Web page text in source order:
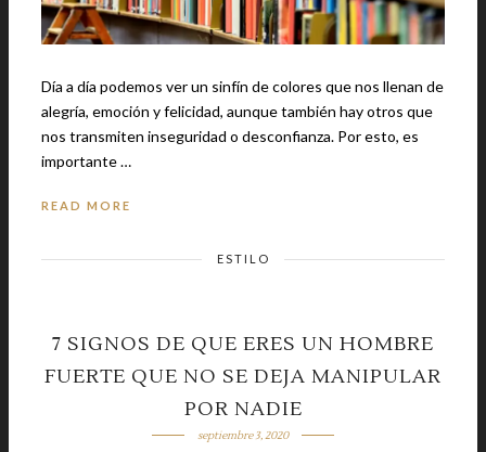
Día a día podemos ver un sinfín de colores que nos llenan de
alegría, emoción y felicidad, aunque también hay otros que
nos transmiten inseguridad o desconfianza. Por esto, es
importante …
READ MORE
ESTILO
7 SIGNOS DE QUE ERES UN HOMBRE
FUERTE QUE NO SE DEJA MANIPULAR
POR NADIE
septiembre 3, 2020